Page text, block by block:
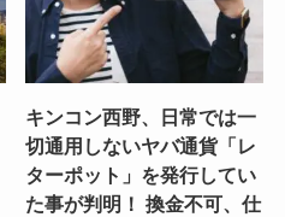
キンコン西野、日常では一
切通用しないヤバ通貨「レ
ターポット」を発行してい
た事が判明！ 換金不可、仕